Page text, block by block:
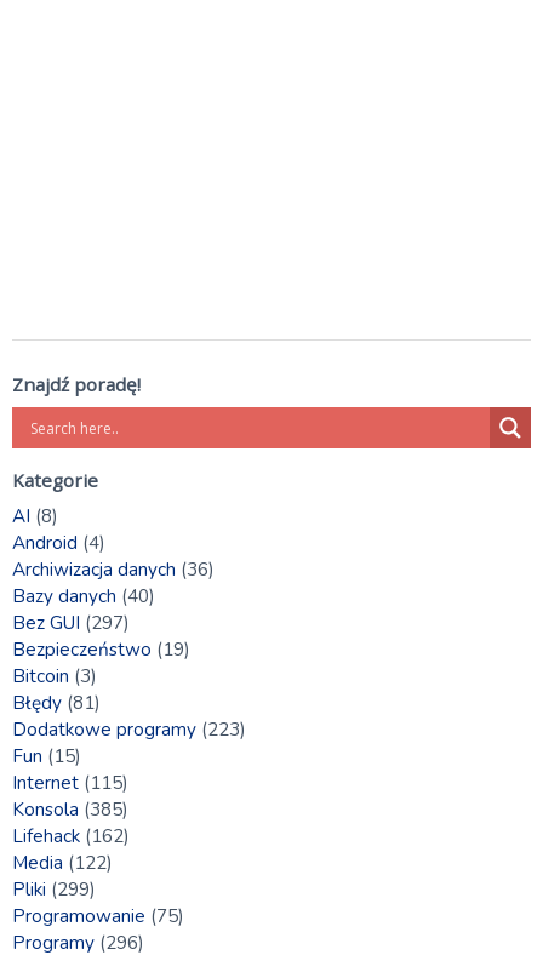
Znajdź poradę!
Kategorie
AI (8)
Android (4)
Archiwizacja danych (36)
Bazy danych (40)
Bez GUI (297)
Bezpieczeństwo (19)
Bitcoin (3)
Błędy (81)
Dodatkowe programy (223)
Fun (15)
Internet (115)
Konsola (385)
Lifehack (162)
Media (122)
Pliki (299)
Programowanie (75)
Programy (296)